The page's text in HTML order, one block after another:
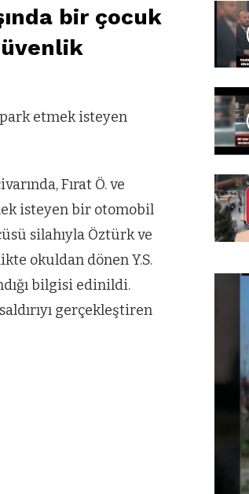
bir çocuk
etmek isteyen
Fırat Ö. ve
isteyen bir otomobil
silahıyla Öztürk ve
okuldan dönen Y.S.
bilgisi edinildi.
gerçekleştiren